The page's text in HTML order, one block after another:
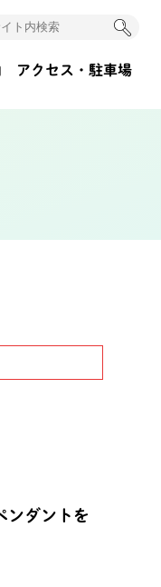
アクセス ・駐車場
ンダントを